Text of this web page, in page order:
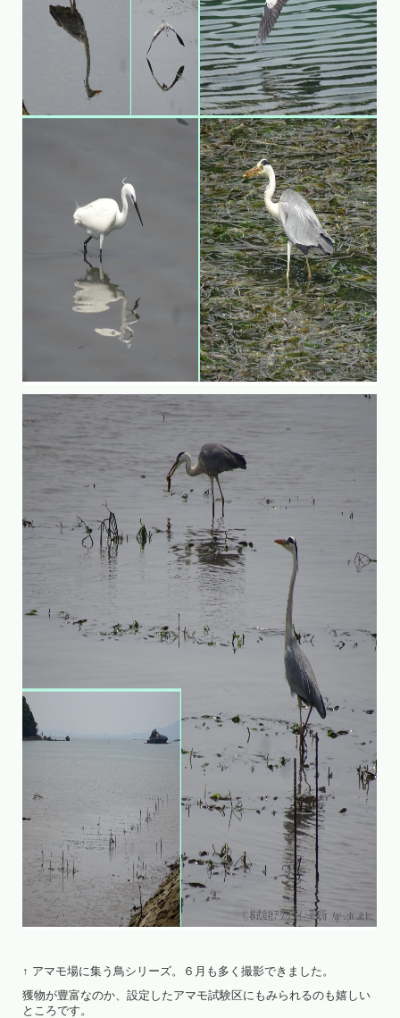
↑ アマモ場に集う鳥シリーズ。６月も多く撮影できました。
獲物が豊富なのか、設定したアマモ試験区にもみられるのも嬉しい
ところです。